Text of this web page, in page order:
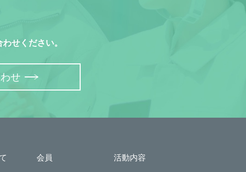
せください。
せ
会員
活動内容